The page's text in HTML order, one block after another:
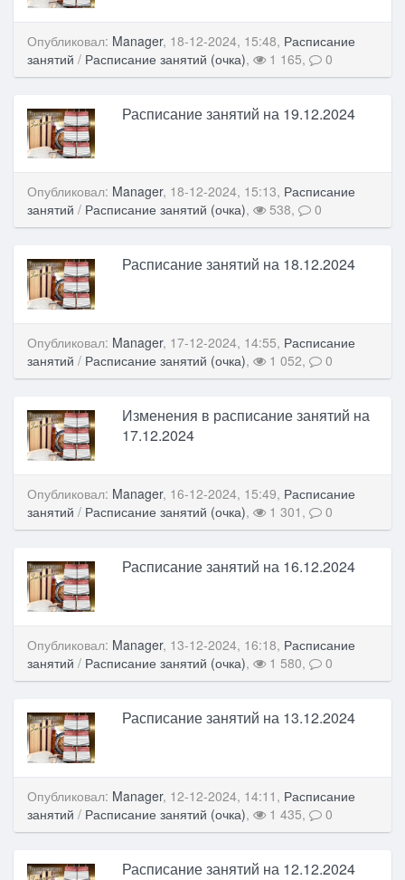
Опубликовал: Manager, 18-12-2024, 15:48, Расписание
занятий / Расписание занятий (очка), 1 165, 0
Расписание занятий на 19.12.2024
Опубликовал: Manager, 18-12-2024, 15:13, Расписание
занятий / Расписание занятий (очка), 538, 0
Расписание занятий на 18.12.2024
Опубликовал: Manager, 17-12-2024, 14:55, Расписание
занятий / Расписание занятий (очка), 1 052, 0
Изменения в расписание занятий на
17.12.2024
Опубликовал: Manager, 16-12-2024, 15:49, Расписание
занятий / Расписание занятий (очка), 1 301, 0
Расписание занятий на 16.12.2024
Опубликовал: Manager, 13-12-2024, 16:18, Расписание
занятий / Расписание занятий (очка), 1 580, 0
Расписание занятий на 13.12.2024
Опубликовал: Manager, 12-12-2024, 14:11, Расписание
занятий / Расписание занятий (очка), 1 435, 0
Расписание занятий на 12.12.2024